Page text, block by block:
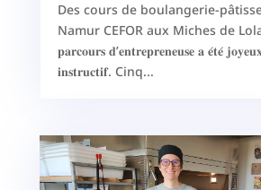
Des cours de boulangerie-
Namur CEFOR aux Miches de
𝐩𝐚𝐫𝐜𝐨𝐮𝐫𝐬 𝐝’𝐞𝐧𝐭𝐫𝐞𝐩𝐫𝐞𝐧𝐞𝐮𝐬𝐞 𝐚 𝐞́𝐭𝐞́
𝐢𝐧𝐬𝐭𝐫𝐮𝐜𝐭𝐢𝐟. Cinq...